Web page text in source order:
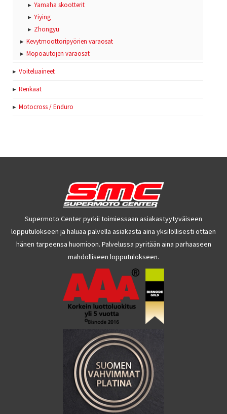
Yamaha skootterit
Yiying
Zhongyu
Kevytmoottoripyörien varaosat
Mopoautojen varaosat
Voiteluaineet
Renkaat
Motocross / Enduro
Supermoto Center pyrkii toimiessaan asiakastyytyväiseen
lopputulokseen ja haluaa palvella asiakasta aina yksilöllisesti ottaen
hänen tarpeensa huomioon. Palvelussa pyritään aina parhaaseen
mahdolliseen lopputulokseen.